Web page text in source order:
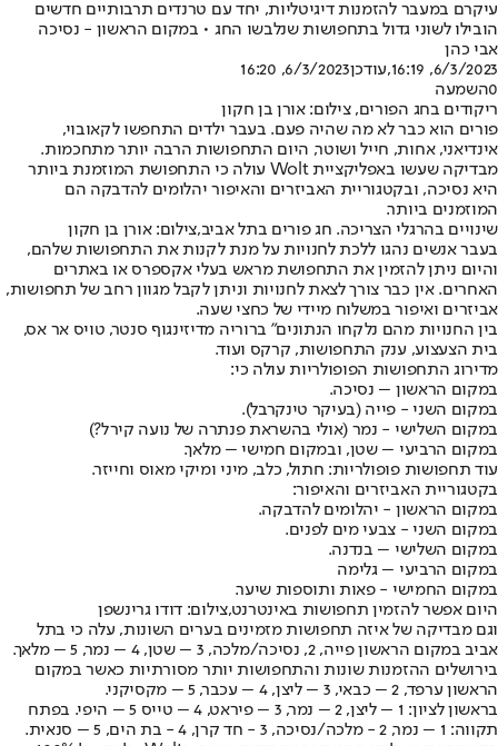
עיקרם במעבר להזמנות דיגיטליות, יחד עם טרנדים תרבותיים חדשים
הובילו לשוני גדול בתחפושות שנלבשו החג • במקום הראשון - נסיכה
אבי כהן
6/3/2023, 16:19
,עודכן6/3/2023, 16:20
0השמעה
ריקודים בחג הפורים, צילום: אורן בן חקון
פורים הוא כבר לא מה שהיה פעם. בעבר ילדים התחפשו לקאובוי,
אינדיאני, אחות, חייל ושוטר, היום התחפושות הרבה יותר מתחכמות.
מבדיקה שעשו באפליקציית Wolt עולה כי התחפושת המוזמנת ביותר
היא נסיכה, ובקטגוריית האביזרים והאיפור יהלומים להדבקה הם
המוזמנים ביותר.
שינויים בהרגלי הצריכה. חג פורים בתל אביב,צילום: אורן בן חקון
בעבר אנשים נהגו ללכת לחנויות על מנת לקנות את התחפושות שלהם,
והיום ניתן להזמין את התחפושת מראש בעלי אקספרס או באתרים
האחרים. אין כבר צורך לצאת לחנויות וניתן לקבל מגוון רחב של תחפושות,
אביזרים ואיפור במשלוח מיידי של כחצי שעה.
בין החנויות מהם נלקחו הנתונים" ברוריה מדיזינגוף סנטר, טויס אר אס,
בית הצעצוע, ענק התחפושות, קרקס ועוד.
מדירוג התחפושות הפופולריות עולה כי:
במקום הראשון – נסיכה.
במקום השני - פייה (בעיקר טינקרבל).
במקום השלישי - נמר (אולי בהשראת פנתרה של נועה קירל?)
במקום הרביעי – שטן, ובמקום חמישי – מלאך.
עוד תחפושות פופולריות: חתול, כלב, מיני ומיקי מאוס וחייזר.
בקטגוריית האביזרים והאיפור:
במקום הראשון - יהלומים להדבקה.
במקום השני - צבעי מים לפנים.
במקום השלישי – בנדנה.
במקום הרביעי – גלימה
במקום החמישי - פאות ותוספות שיער.
היום אפשר להזמין תחפושות באינטרנט,צילום: דודו גרינשפן
וגם מבדיקה של איזה תחפושות מזמינים בערים השונות, עלה כי בתל
אביב במקום הראשון פייה, 2, נסיכה/מלכה, 3 – שטן, 4 – נמר, 5 – מלאך.
בירושלים ההזמנות שונות והתחפושות יותר מסורתיות כאשר במקום
הראשון ערפד, 2 – כבאי, 3 – ליצן, 4 – עכבר, 5 – מקסיקני.
בראשון לציון: 1 – ליצן, 2 – נמר, 3 – פיראט, 4 – טייס 5 – היפי. בפתח
תקווה: 1 – נמר, 2 - מלכה/נסיכה, 3 - חד קרן, 4 - בת הים, 5 – סנאית.